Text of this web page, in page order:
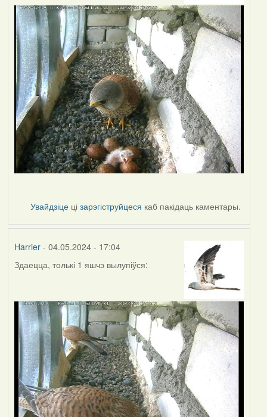
Увайдзіце цізарэгіструйцеся каб пакідаць каментары.
Harrier- 04.05.2024 - 17:04
Здаецца, толькі 1 яшчэ вылупіўся: